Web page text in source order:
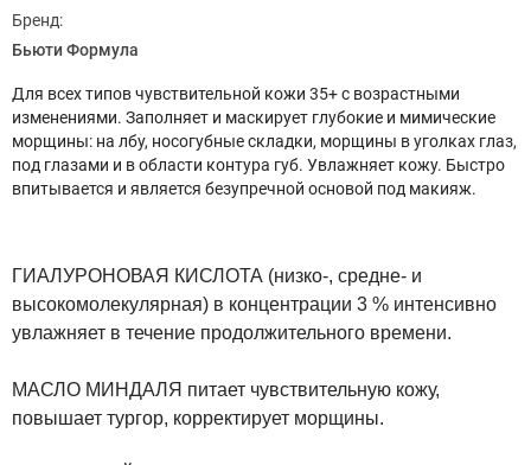
Бренд:
Бьюти Формула
Для всех типов чувствительной кожи 35+ с возрастными
изменениями. Заполняет и маскирует глубокие и мимические
морщины: на лбу, носогубные складки, морщины в уголках глаз,
под глазами и в области контура губ. Увлажняет кожу. Быстро
впитывается и является безупречной основой под макияж.
ГИАЛУРОНОВАЯ КИСЛОТА (низко-, средне- и
высокомолекулярная) в концентрации 3 % интенсивно
увлажняет в течение продолжительного времени.
МАСЛО МИНДАЛЯ питает чувствительную кожу,
повышает тургор, корректирует морщины.